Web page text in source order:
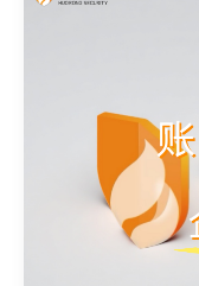
空技术注入恶意载
览器数据窃取等恶
Remus恶意软件家
火绒安全产品已经